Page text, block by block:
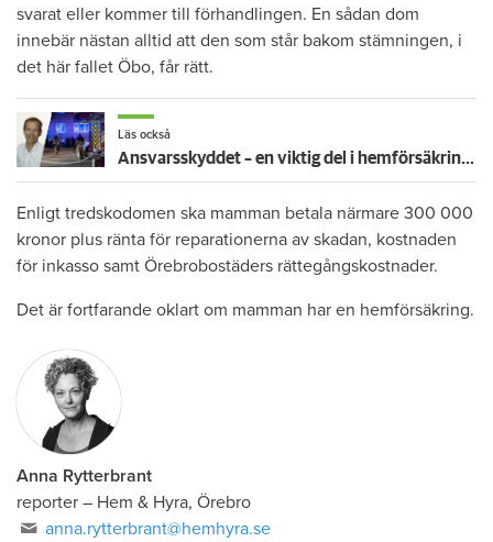
svarat eller kommer till förhandlingen. En sådan dom
innebär nästan alltid att den som står bakom stämningen, i
det här fallet Öbo, får rätt.
Läs också
Ansvarsskyddet – en viktig del i hemförsäkringen
Enligt tredskodomen ska mamman betala närmare 300 000
kronor plus ränta för reparationerna av skadan, kostnaden
för inkasso samt Örebrobostäders rättegångskostnader.
Det är fortfarande oklart om mamman har en hemförsäkring.
Anna Rytterbrant
reporter – Hem & Hyra, Örebro
anna.rytterbrant@hemhyra.se